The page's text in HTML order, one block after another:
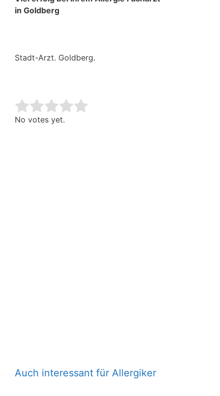
in Goldberg
Stadt-Arzt. Goldberg.
Rate this item:
No votes yet.
Auch interessant für Allergiker